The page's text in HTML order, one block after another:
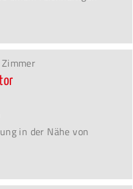
in der Nähe von